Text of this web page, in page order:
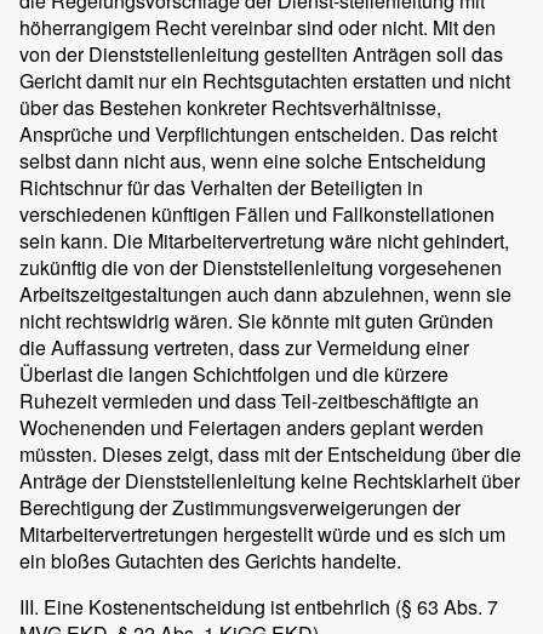
höherrangigem Recht vereinbar sind oder nicht. Mit den
von der Dienststellenleitung gestellten Anträgen soll das
Gericht damit nur ein Rechtsgutachten erstatten und nicht
über das Bestehen konkreter Rechtsverhältnisse,
Ansprüche und Verpflichtungen entscheiden. Das reicht
selbst dann nicht aus, wenn eine solche Entscheidung
Richtschnur für das Verhalten der Beteiligten in
verschiedenen künftigen Fällen und Fallkonstellationen
sein kann. Die Mitarbeitervertretung wäre nicht gehindert,
zukünftig die von der Dienststellenleitung vorgesehenen
Arbeitszeitgestaltungen auch dann abzulehnen, wenn sie
nicht rechtswidrig wären. Sie könnte mit guten Gründen
die Auffassung vertreten, dass zur Vermeidung einer
Überlast die langen Schichtfolgen und die kürzere
Ruhezeit vermieden und dass Teil-zeitbeschäftigte an
Wochenenden und Feiertagen anders geplant werden
müssten. Dieses zeigt, dass mit der Entscheidung über die
Anträge der Dienststellenleitung keine Rechtsklarheit über
Berechtigung der Zustimmungsverweigerungen der
Mitarbeitervertretungen hergestellt würde und es sich um
ein bloßes Gutachten des Gerichts handelte.
III. Eine Kostenentscheidung ist entbehrlich (§ 63 Abs. 7